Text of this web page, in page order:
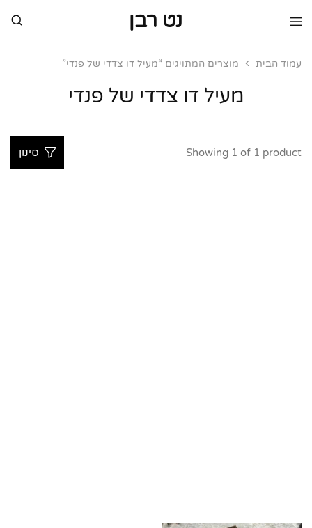
נט רבן
נט
מותגי
מותגי
עמוד הבית מוצרים המתויגים “מעיל דו צדדי של פנדי”
מעיל דו צדדי של פנדי
Showing 1 of 1 product